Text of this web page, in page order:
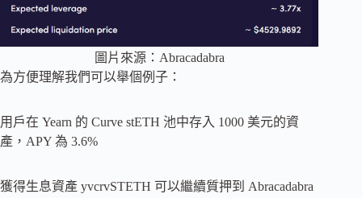
圖片來源：Abracadabra
為方便理解我們可以舉個例子：
用戶在 Yearn 的 Curve stETH 池中存入 1000 美元的資
產，APY 為 3.6%
獲得生息資產 yvcrvSTETH 可以繼續質押到 Abracadabra